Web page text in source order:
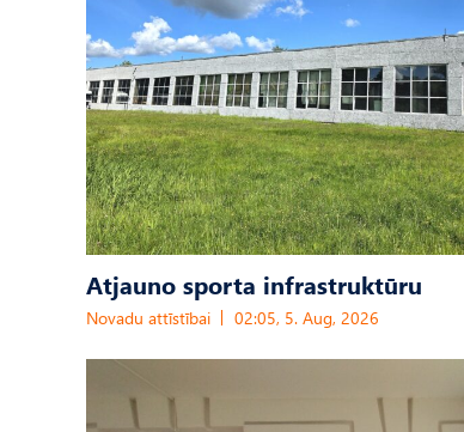
Atjauno sporta infrastruktūru
Novadu attīstībai 02:05, 5. Aug, 2026